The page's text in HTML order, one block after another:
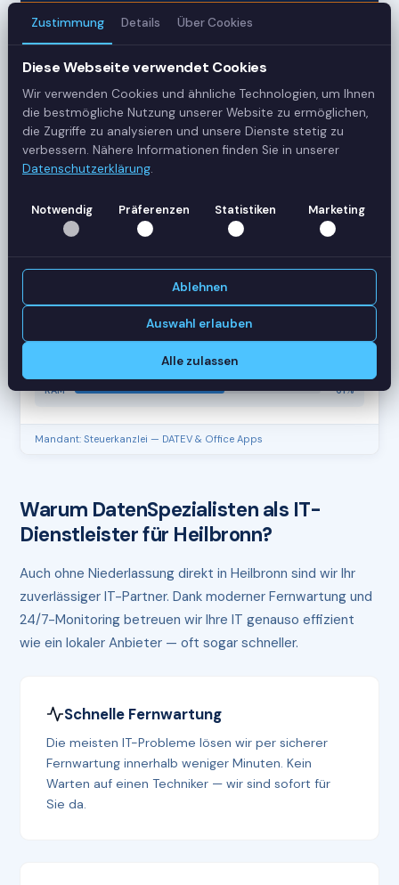
Server
42
Status
CPU
62%
RAM
61%
Mandant: Steuerkanzlei — DATEV & Office Apps
Warum DatenSpezialisten als IT-
Dienstleister für Heilbronn?
Auch ohne Niederlassung direkt in Heilbronn sind wir Ihr
zuverlässiger IT-Partner. Dank moderner Fernwartung und
24/7-Monitoring betreuen wir Ihre IT genauso effizient
wie ein lokaler Anbieter — oft sogar schneller.
Schnelle Fernwartung
Die meisten IT-Probleme lösen wir per sicherer
Fernwartung innerhalb weniger Minuten. Kein
Warten auf einen Techniker — wir sind sofort für
Sie da.
Zustimmung Details Über Cookies
Diese Webseite verwendet Cookies
Wir verwenden Cookies und ähnliche Technologien, um Ihnen
die bestmögliche Nutzung unserer Website zu ermöglichen,
die Zugriffe zu analysieren und unsere Dienste stetig zu
verbessern. Nähere Informationen finden Sie in unserer
Datenschutzerklärung.
Notwendig Präferenzen Statistiken Marketing
Ablehnen
Auswahl erlauben
Alle zulassen